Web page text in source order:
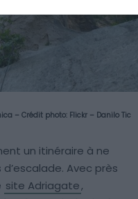
– Crédit photo: Flickr – Danilo Tic
un itinéraire à ne
Avec près
site Adriagate,